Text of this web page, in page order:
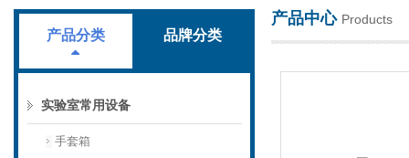
产品分类 品牌分类
实验室常用设备
手套箱
产品中心 Products